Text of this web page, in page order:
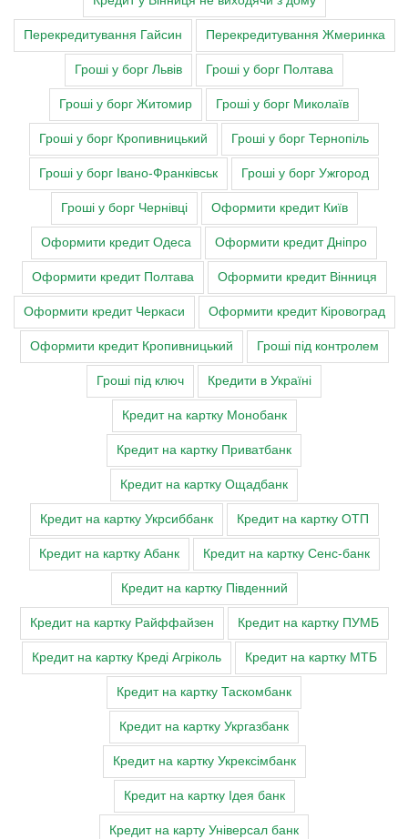
Перекредитування Гайсин Перекредитування Жмеринка
Гроші у борг Львів Гроші у борг Полтава
Гроші у борг Житомир Гроші у борг Миколаїв
Гроші у борг Кропивницький Гроші у борг Тернопіль
Гроші у борг Івано-Франківськ Гроші у борг Ужгород
Гроші у борг Чернівці Оформити кредит Київ
Оформити кредит Одеса Оформити кредит Дніпро
Оформити кредит Полтава Оформити кредит Вінниця
Оформити кредит Черкаси Оформити кредит Кіровоград
Оформити кредит Кропивницький Гроші під контролем
Гроші під ключ Кредити в Україні
Кредит на картку Монобанк
Кредит на картку Приватбанк
Кредит на картку Ощадбанк
Кредит на картку Укрсиббанк Кредит на картку ОТП
Кредит на картку Абанк Кредит на картку Сенс-банк
Кредит на картку Південний
Кредит на картку Райффайзен Кредит на картку ПУМБ
Кредит на картку Креді Агріколь Кредит на картку МТБ
Кредит на картку Таскомбанк
Кредит на картку Укргазбанк
Кредит на картку Укрексімбанк
Кредит на картку Ідея банк
Кредит на карту Універсал банк